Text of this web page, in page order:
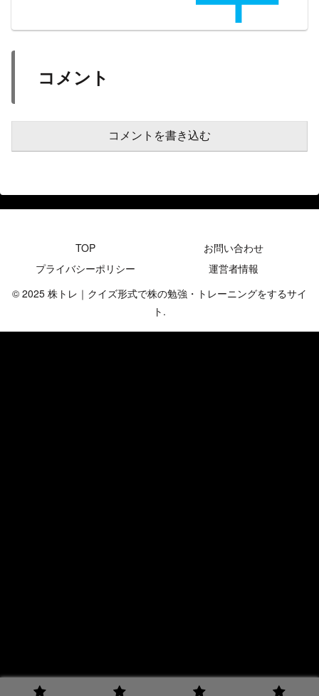
コメント
コメントを書き込む
TOP
お問い合わせ
プライバシーポリシー
運営者情報
© 2025 株トレ｜クイズ形式で株の勉強・トレーニングをするサイ
ト.